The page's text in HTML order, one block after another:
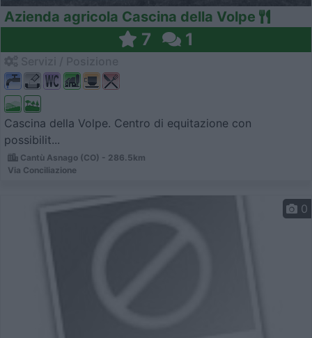
Azienda agricola Cascina della Volpe
7 1
Cascina della Volpe. Centro di equitazione con
possibilit...
Cantù Asnago (CO) - 286.5km
Via Conciliazione
0